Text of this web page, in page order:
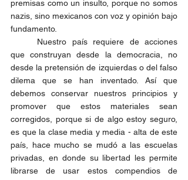
premisas como un insulto, porque no somos
nazis, sino mexicanos con voz y opinión bajo
fundamento.
que construyan desde la democracia, no
desde la pretensión de izquierdas o del falso
dilema que se han inventado. Así que
debemos conservar nuestros principios y
promover que estos materiales sean
corregidos, porque si de algo estoy seguro,
es que la clase media y media - alta de este
país, hace mucho se mudó a las escuelas
privadas, en donde su libertad les permite
librarse de usar estos compendios de